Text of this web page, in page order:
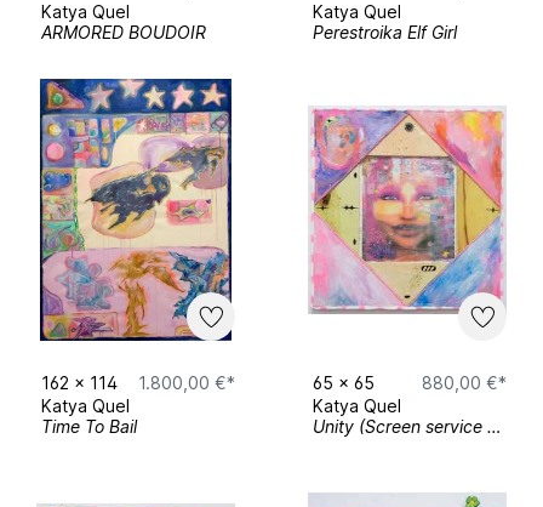
Katya Quel
ARMORED BOUDOIR
Katya Quel
Perestroika Elf Girl
162 x 114
1.800,00 €*
Katya Quel
Time To Bail
65 x 65
880,00 €*
Katya Quel
Unity (Screen service series)